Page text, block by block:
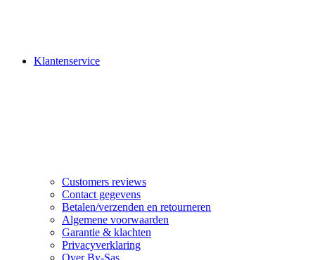
Klantenservice
Customers reviews
Contact gegevens
Betalen/verzenden en retourneren
Algemene voorwaarden
Garantie & klachten
Privacyverklaring
Over By-Sas